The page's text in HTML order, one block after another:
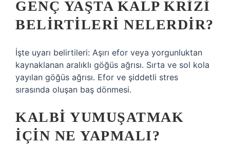
GENÇ YAŞTA KALP KRIZI
BELIRTILERI NELERDIR?
İşte uyarı belirtileri: Aşırı efor veya yorgunluktan
kaynaklanan aralıklı göğüs ağrısı. Sırta ve sol kola
yayılan göğüs ağrısı. Efor ve şiddetli stres
sırasında oluşan baş dönmesi.
KALBI YUMUŞATMAK
IÇIN NE YAPMALI?